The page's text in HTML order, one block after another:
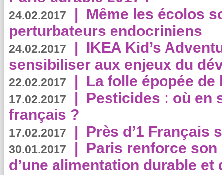
24.02.2017 | Même les écolos
perturbateurs endocriniens
24.02.2017 | IKEA Kid’s
sensibiliser aux enjeux du
22.02.2017 | La folle épopée de
17.02.2017 | Pesticides : où en
français ?
17.02.2017 | Près d’1 Français
30.01.2017 | Paris renforce
d’une alimentation durable et